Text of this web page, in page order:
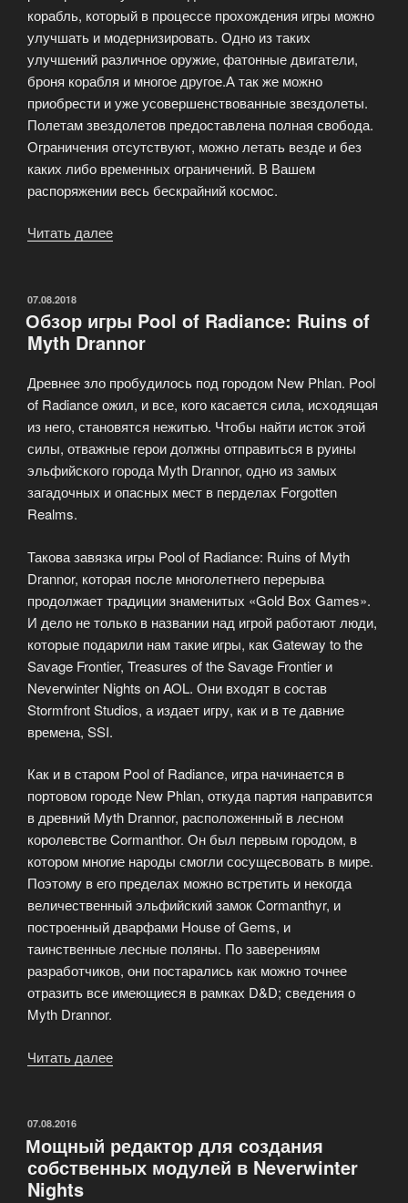
корабль, который в процессе прохождения игры можно
улучшать и модернизировать. Одно из таких
улучшений различное оружие, фатонные двигатели,
броня корабля и многое другое.А так же можно
приобрести и уже усовершенствованные звездолеты.
Полетам звездолетов предоставлена полная свобода.
Ограничения отсутствуют, можно летать везде и без
каких либо временных ограничений. В Вашем
распоряжении весь бескрайний космос.
Читать далее
игра
StarRace»
ОПУБЛИКОВАНО
07.08.2018
Обзор игры Pool of Radiance: Ruins of
Myth Drannor
Древнее зло пробудилось под городом New Phlan. Pool
of Radiance ожил, и все, кого касается сила, исходящая
из него, становятся нежитью. Чтобы найти исток этой
силы, отважные герои должны отправиться в руины
эльфийского города Myth Drannor, одно из замых
загадочных и опасных мест в перделах Forgotten
Realms.
Такова завязка игры Pool of Radiance: Ruins of Myth
Drannor, которая после многолетнего перерыва
продолжает традиции знаменитых «Gold Box Games».
И дело не только в названии над игрой работают люди,
которые подарили нам такие игры, как Gateway to the
Savage Frontier, Treasures of the Savage Frontier и
Neverwinter Nights on AOL. Они входят в состав
Stormfront Studios, а издает игру, как и в те давние
времена, SSI.
Как и в старом Pool of Radiance, игра начинается в
портовом городе New Phlan, откуда партия направится
в древний Myth Drannor, расположенный в лесном
королевстве Cormanthor. Он был первым городом, в
котором многие народы смогли сосущесвовать в мире.
Поэтому в его пределах можно встретить и некогда
величественный эльфийский замок Cormanthyr, и
построенный дварфами House of Gems, и
таинственные лесные поляны. По заверениям
разработчиков, они постарались как можно точнее
отразить все имеющиеся в рамках D&D; сведения о
Myth Drannor.
Читать далее
Radiance:
Ruins
ОПУБЛИКОВАНО
07.08.2016
Мощный редактор для создания
собственных модулей в Neverwinter
Nights